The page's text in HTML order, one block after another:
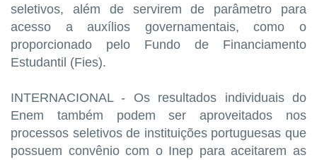
seletivos, além de servirem de parâmetro para
acesso a auxílios governamentais, como o
proporcionado pelo Fundo de Financiamento
Estudantil (Fies).
INTERNACIONAL - Os resultados individuais do
Enem também podem ser aproveitados nos
processos seletivos de instituições portuguesas que
possuem convênio com o Inep para aceitarem as